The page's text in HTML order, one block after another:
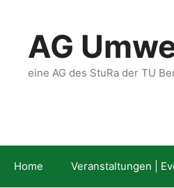
springenAG
eine AG des StuRa der TU
Home Veranstaltungen |